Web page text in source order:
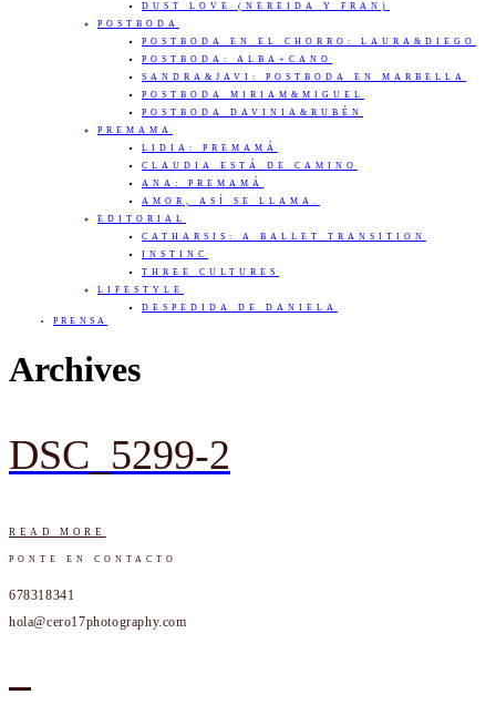
DUST LOVE (NEREIDA Y FRAN)
POSTBODA
POSTBODA EN EL CHORRO: LAURA&DIEGO
POSTBODA: ALBA+CANO
SANDRA&JAVI: POSTBODA EN MARBELLA
POSTBODA MIRIAM&MIGUEL
POSTBODA DAVINIA&RUBÉN
PREMAMA
LIDIA: PREMAMÁ
CLAUDIA ESTÁ DE CAMINO
ANA: PREMAMÁ
AMOR, ASÍ SE LLAMA.
EDITORIAL
CATHARSIS: A BALLET TRANSITION
INSTINC
THREE CULTURES
LIFESTYLE
DESPEDIDA DE DANIELA
PRENSA
Archives
DSC_5299-2
READ MORE
PONTE EN CONTACTO
678318341
hola@cero17photography.com